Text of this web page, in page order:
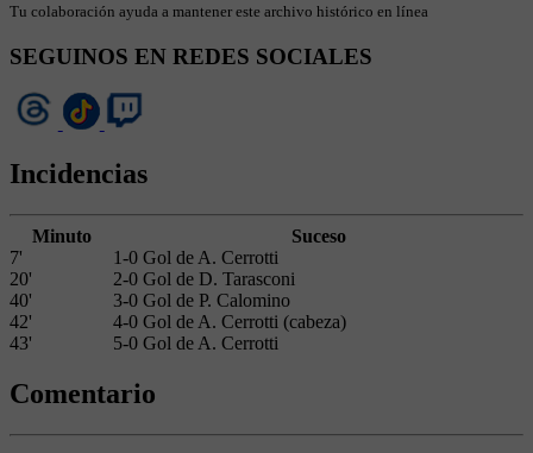
Tu colaboración ayuda a mantener este archivo histórico en línea
SEGUINOS EN REDES SOCIALES
Incidencias
Minuto
Suceso
7'
1-0 Gol de A. Cerrotti
20'
2-0 Gol de D. Tarasconi
40'
3-0 Gol de P. Calomino
42'
4-0 Gol de A. Cerrotti (cabeza)
43'
5-0 Gol de A. Cerrotti
Comentario